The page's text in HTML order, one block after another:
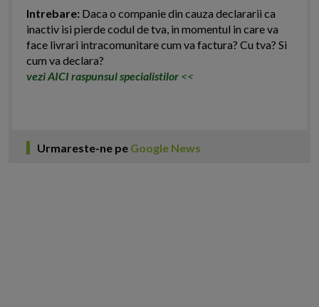
Intrebare: Daca o companie din cauza declararii ca
inactiv isi pierde codul de tva, in momentul in care va
face livrari intracomunitare cum va factura? Cu tva? Si
cum va declara?
vezi AICI raspunsul specialistilor <<
Urmareste-ne pe Google News